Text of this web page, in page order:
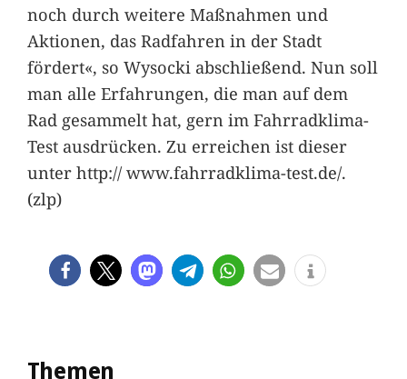
noch durch weitere Maßnahmen und
Aktionen, das Radfahren in der Stadt
fördert«, so Wysocki abschließend. Nun soll
man alle Erfahrungen, die man auf dem
Rad gesammelt hat, gern im Fahrradklima-
Test ausdrücken. Zu erreichen ist dieser
unter http:// www.fahrradklima-test.de/.
(zlp)
Themen